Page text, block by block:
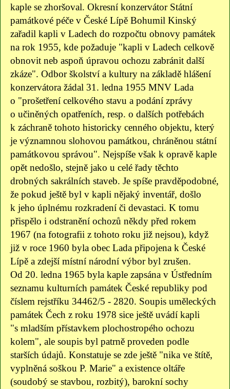
kaple se zhoršoval. Okresní konzervátor Státní
památkové péče v České Lípě Bohumil Kinský
zařadil kapli v Ladech do rozpočtu obnovy památek
na rok 1955, kde požaduje "kapli v Ladech celkově
obnovit neb aspoň úpravou ochozu zabránit další
zkáze". Odbor školství a kultury na základě hlášení
konzervátora žádal 31. ledna 1955 MNV Lada
o "prošetření celkového stavu a podání zprávy
o učiněných opatřeních, resp. o dalších potřebách
k záchraně tohoto historicky cenného objektu, který
je významnou slohovou památkou, chráněnou státní
památkovou správou". Nejspíše však k opravě kaple
opět nedošlo, stejně jako u celé řady těchto
drobných sakrálních staveb. Je spíše pravděpodobné,
že pokud ještě byl v kapli nějaký inventář, došlo
k jeho úplnému rozkradení či devastaci. K tomu
přispělo i odstranění ochozů někdy před rokem
1967 (na fotografii z tohoto roku již nejsou), když
již v roce 1960 byla obec Lada připojena k České
Lípě a zdejší místní národní výbor byl zrušen.
Od 20. ledna 1965 byla kaple zapsána v Ústředním
seznamu kulturních památek České republiky pod
číslem rejstříku 34462/5 - 2820. Soupis uměleckých
památek Čech z roku 1978 sice ještě uvádí kapli
"s mladším přístavkem plochostropého ochozu
kolem", ale soupis byl patrně proveden podle
starších údajů. Konstatuje se zde ještě "nika ve štítě,
vyplněná soškou P. Marie" a existence oltáře
(soudobý se stavbou, rozbitý), barokní sochy